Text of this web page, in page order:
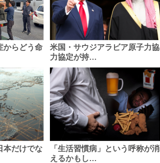
からどう命
米国・サウジアラビア原子力協
力協定が持…
本だけでな
「生活習慣病」という呼称が消
えるかもし…